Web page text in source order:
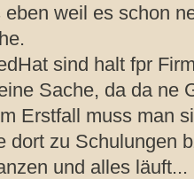
weil es schon
sind halt fpr
Sache, da da ne
Erstfall muss man
dort zu Schulungen
und alles läuft...